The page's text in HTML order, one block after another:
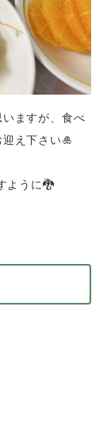
ますが、食べ
え下さい🎍
ように🐉